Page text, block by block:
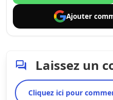
Ajouter
Laissez un
Cliquez ici pour